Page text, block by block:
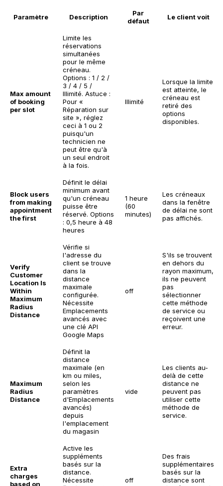
Paramètre Description
Par
défaut
Le client voit
Max amount
of booking
per slot
Limite les
réservations
simultanées
pour le même
créneau.
Options : 1 / 2 /
3 / 4 / 5 /
Illimité. Astuce :
Pour «
Réparation sur
site », réglez
ceci à 1 ou 2
puisqu'un
technicien ne
peut être qu'à
un seul endroit
à la fois.
Illimité
Lorsque la limite
est atteinte, le
créneau est
retiré des
options
disponibles.
Block users
from making
appointment
the first
Définit le délai
minimum avant
qu'un créneau
puisse être
réservé. Options
: 0,5 heure à 48
heures
1 heure
(60
minutes)
Les créneaux
dans la fenêtre
de délai ne sont
pas affichés.
Verify
Customer
Location Is
Within
Maximum
Radius
Distance
Vérifie si
l'adresse du
client se trouve
dans la
distance
maximale
configurée.
Nécessite
Emplacements
avancés avec
une clé API
Google Maps
off
S'ils se trouvent
en dehors du
rayon maximum,
ils ne peuvent
pas
sélectionner
cette méthode
de service ou
reçoivent une
erreur.
Maximum
Radius
Distance
Définit la
distance
maximale (en
km ou miles,
selon les
paramètres
d'Emplacements
avancés)
depuis
l'emplacement
du magasin
vide
Les clients au-
delà de cette
distance ne
peuvent pas
utiliser cette
méthode de
service.
Extra
charges
based on
Active les
suppléments
basés sur la
distance.
Nécessite
off
Des frais
supplémentaires
basés sur la
distance sont